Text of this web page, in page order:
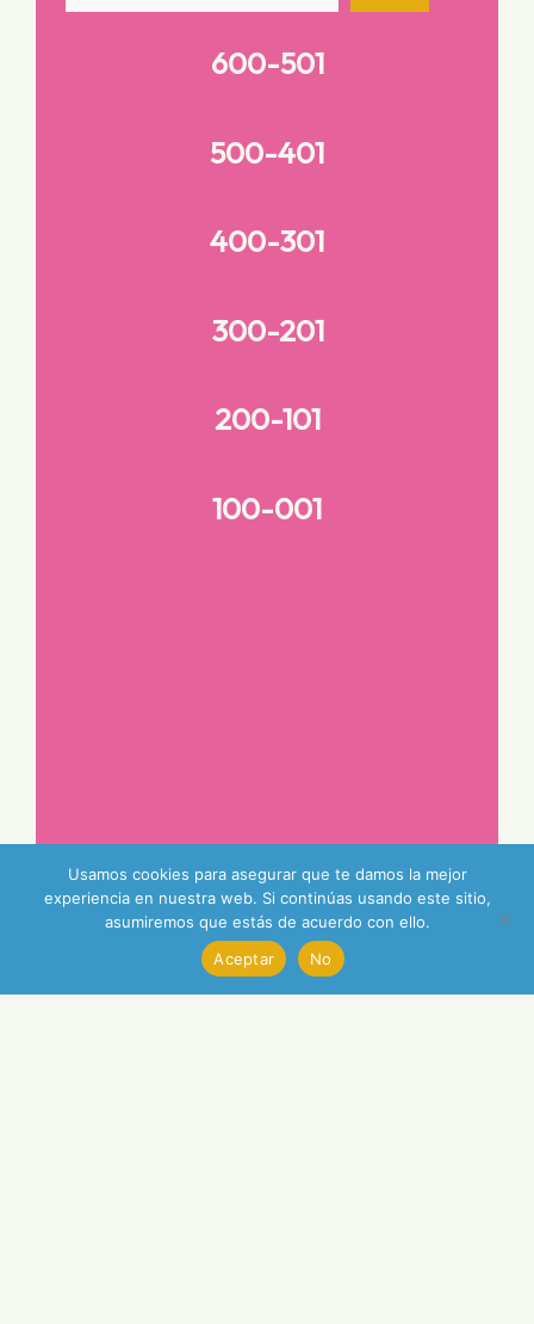
600-501
500-401
400-301
300-201
200-101
100-001
Usamos cookies para asegurar que te damos la mejor
experiencia en nuestra web. Si continúas usando este sitio,
asumiremos que estás de acuerdo con ello.
Aceptar
No